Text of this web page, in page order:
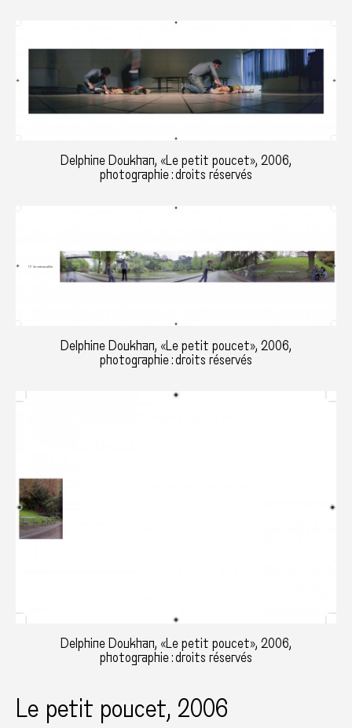
Delphine Doukhan, «Le petit poucet», 2006,
photographie : droits réservés
Delphine Doukhan, «Le petit poucet», 2006,
photographie : droits réservés
Delphine Doukhan, «Le petit poucet», 2006,
photographie : droits réservés
Le petit poucet, 2006